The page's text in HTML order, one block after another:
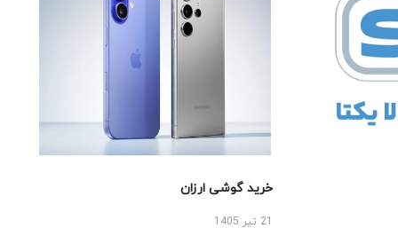
خرید گوشی ارزان